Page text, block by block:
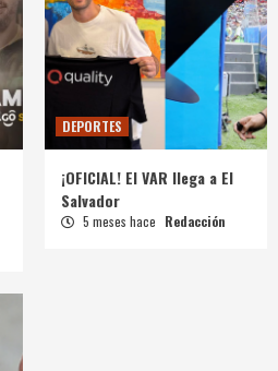
DEPORTES
¡OFICIAL! El VAR llega a El
Salvador
5 meses hace Redacción